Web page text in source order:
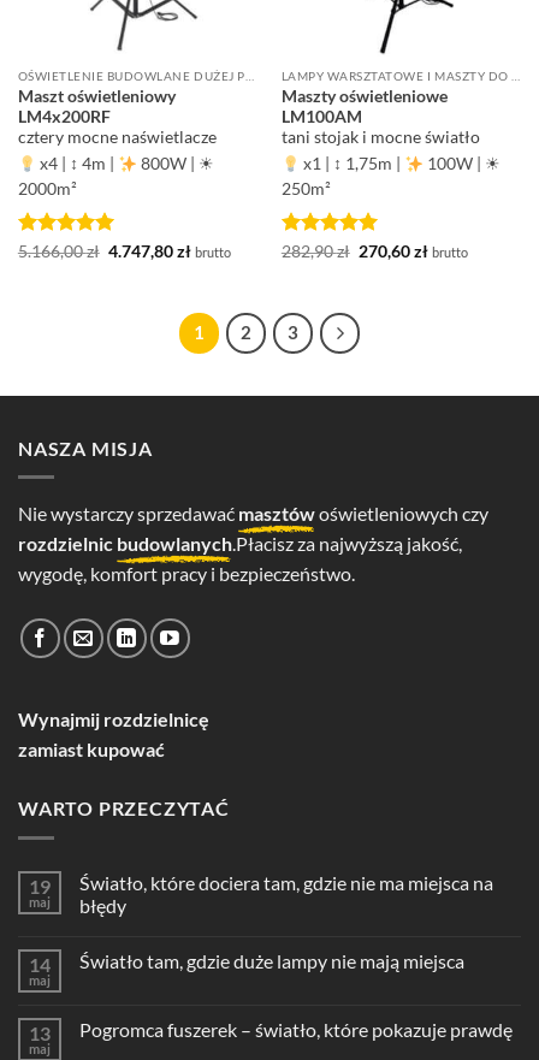
Maszt oświetleniowy
LM4x200RF
cztery mocne naświetlacze
x4
↕ 4m 800W
☀
2000m²
Oceniono 5
5.166,00zł Pierwotna
4.747,80złAktualna
brutto
Maszty oświetleniowe
LM100AM
tani stojak i mocne światło
x1
↕ 1,75m 100W
☀
250m²
Oceniono5
282,90zł Pierwotna
cena
270,60złAktualna
brutto
1 2 3
NASZA MISJA
Nie wystarczy sprzedawać masztówoświetleniowych czy
rozdzielnic budowlanych.Płacisz za najwyższą jakość,
wygodę, komfort pracy i bezpieczeństwo.
Wynajmij rozdzielnicę
zamiast kupować
WARTO PRZECZYTAĆ
19
maj
Światło, które dociera tam, gdzie nie ma miejsca na
błędy
14
maj
Światło tam, gdzie duże lampy nie mają miejsca
13
maj
Pogromca fuszerek – światło, które pokazuje prawdę